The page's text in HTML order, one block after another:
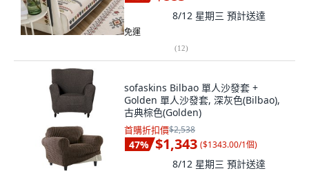
8/12 星期三 預計送達
免運
(12)
sofaskins Bilbao 單人沙發套 +
Golden 單人沙發套, 深灰色(Bilbao),
古典棕色(Golden)
首購折扣價$2,538
47% $1,343 ($1343.00/1個)
8/12 星期三 預計送達